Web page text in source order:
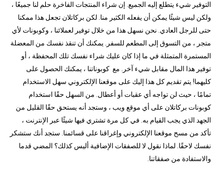
التوفير شيء يتطلع إليه الجميع. إن شراء المنتجات الفاخرة حلم لنا جميعًا ،
ولكن ليس شيئًا يمكن أن يفعله الكثير منا. لكن بركاتلان تجعل هذا ممكنا
حتى للرجل العادي. نحن نسهل هذا من خلال توفير لعملائنا ، وكوبونات لأي
متجر ، من التسوق إلى المطعم للسفر. يمكنك أن تنقذ نفسك من المعضلة
المستمرة المتمثلة في ما إذا كان عليك شراء نفسك تلك المحفظة ، أو
توفير هذا المال مقابل شيء آخر. مع كوبوناتنا ، يمكنك الحصول على
كليهما! يتم تقديم كل هذا إليك على موقعنا الإلكتروني سهل الاستخدام
تمامًا ، حيث لن تواجه أي عقبات أو أعطال. من السهل حقًا استخدام
كوبونات بركاتلان على أي موقع ويب ، وستجد أنه يستحق حقًا القليل من
الجهد الذي يجب القيام به. في كل مرة تشتري فيها شيئًا عبر الإنترنت ،
تأكد من مسح موقعنا الإلكتروني وإغراقنا على قسائمنا. ستجد أنك ستشكر
نفسك لاحقًا. لماذا نقول لا للصفقات الإضافية أليس كذلك؟ المضي قدما
والاستفادة من صفقاتنا.